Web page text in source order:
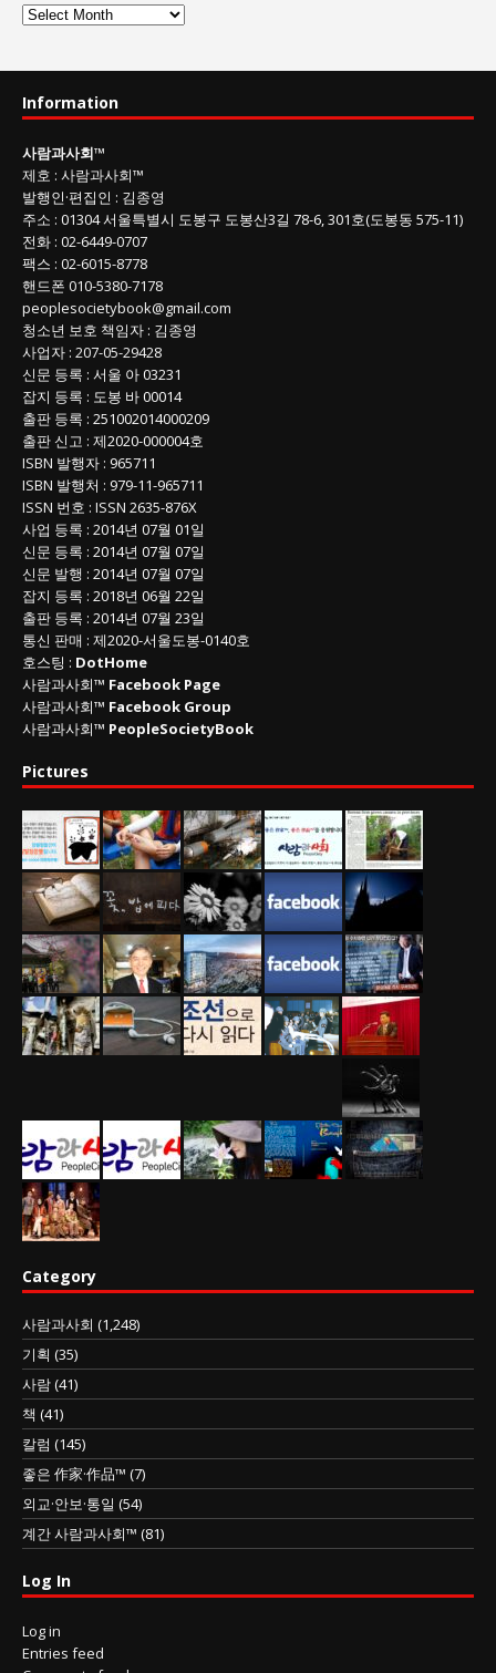
사
회
목
록
Information
사람과사회™
제호 : 사람과사회™
발행인·편집인 : 김종영
주소 : 01304서울특별시 도봉구 도봉산3길 78-6, 301호(도봉동 575-11)
전화 : 02-6449-0707
팩스 : 02-6015-8778
핸드폰 010-5380-7178
peoplesocietybook@gmail.com
청소년 보호 책임자 : 김종영
사업자 : 207-05-29428
신문 등록 : 서울 아 03231
잡지 등록 : 도봉 바 00014
출판 등록 : 251002014000209
출판 신고 : 제2020-000004호
ISBN 발행자 : 965711
ISBN 발행처 : 979-11-965711
ISSN 번호 : ISSN 2635-876X
사업 등록 : 2014년 07월 01일
신문 등록 : 2014년 07월 07일
신문 발행 : 2014년 07월 07일
잡지 등록 : 2018년 06월 22일
출판 등록 : 2014년 07월 23일
통신 판매 : 제2020-서울도봉-0140호
호스팅 : DotHome
사람과사회™ Facebook Page
사람과사회™ Facebook Group
사람과사회™ PeopleSocietyBook
Pictures
Category
사람과사회 (1,248)
기획 (35)
사람(41)
책 (41)
칼럼 (145)
좋은 作家·作品™ (7)
외교·안보·통일 (54)
계간 사람과사회™ (81)
Log In
Log in
Entries feed